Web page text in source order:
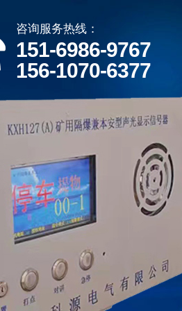
咨询服务热线：
151-6986-9767
156-1070-6377